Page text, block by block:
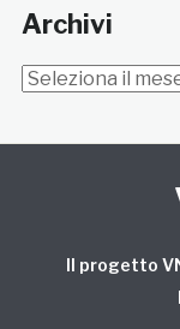
Archivi
Archivi
Il progetto